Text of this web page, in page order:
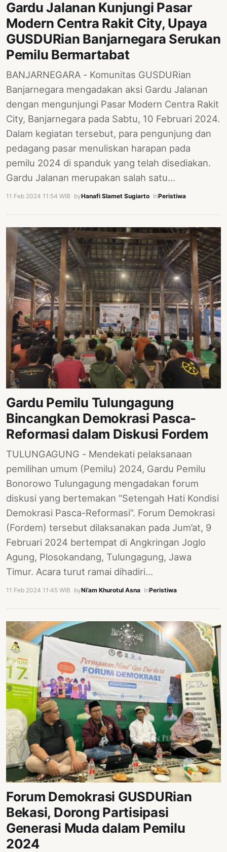
Gardu Jalanan Kunjungi Pasar
Modern Centra Rakit City, Upaya
GUSDURian Banjarnegara Serukan
Pemilu Bermartabat
BANJARNEGARA - Komunitas GUSDURian
Banjarnegara mengadakan aksi Gardu Jalanan
dengan mengunjungi Pasar Modern Centra Rakit
City, Banjarnegara pada Sabtu, 10 Februari 2024.
Dalam kegiatan tersebut, para pengunjung dan
pedagang pasar menuliskan harapan pada
pemilu 2024 di spanduk yang telah disediakan.
Gardu Jalanan merupakan salah satu…
11 Feb 2024 11:54 WIB byHanafi Slamet Sugiarto InPeristiwa
Gardu Pemilu Tulungagung
Bincangkan Demokrasi Pasca-
Reformasi dalam Diskusi Fordem
TULUNGAGUNG - Mendekati pelaksanaan
pemilihan umum (Pemilu) 2024, Gardu Pemilu
Bonorowo Tulungagung mengadakan forum
diskusi yang bertemakan “Setengah Hati Kondisi
Demokrasi Pasca-Reformasi”. Forum Demokrasi
(Fordem) tersebut dilaksanakan pada Jum’at, 9
Februari 2024 bertempat di Angkringan Joglo
Agung, Plosokandang, Tulungagung, Jawa
Timur. Acara turut ramai dihadiri…
11 Feb 2024 11:45 WIB byNi’am Khurotul Asna InPeristiwa
Forum Demokrasi GUSDURian
Bekasi, Dorong Partisipasi
Generasi Muda dalam Pemilu
2024